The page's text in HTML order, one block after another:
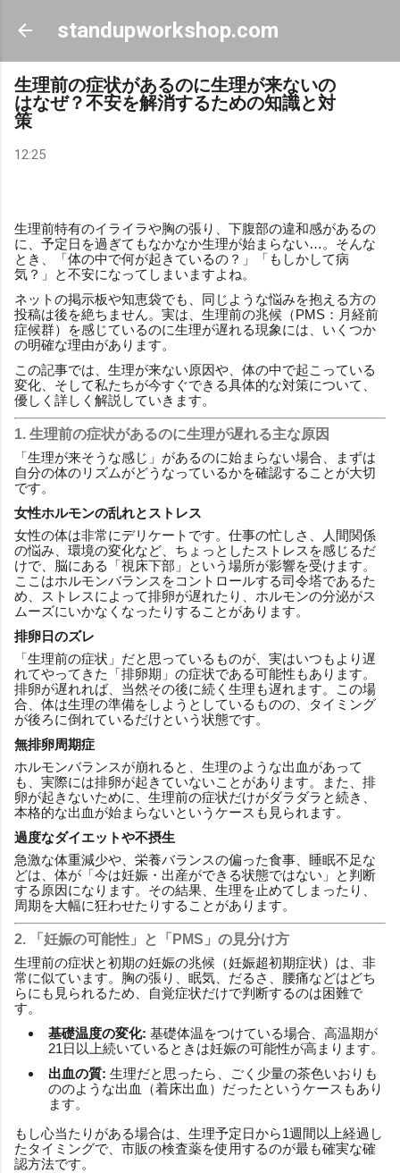
スキップしてメイン コンテンツに移動
standupworkshop.com
生理前の症状があるのに生理が来ないの
はなぜ？不安を解消するための知識と対
策
12:25
生理前特有のイライラや胸の張り、下腹部の違和感があるの
に、予定日を過ぎてもなかなか生理が始まらない…。そんな
とき、「体の中で何が起きているの？」「もしかして病
気？」と不安になってしまいますよね。
ネットの掲示板や知恵袋でも、同じような悩みを抱える方の
投稿は後を絶ちません。実は、生理前の兆候（PMS：月経前
症候群）を感じているのに生理が遅れる現象には、いくつか
の明確な理由があります。
この記事では、生理が来ない原因や、体の中で起こっている
変化、そして私たちが今すぐできる具体的な対策について、
優しく詳しく解説していきます。
1. 生理前の症状があるのに生理が遅れる主な原因
「生理が来そうな感じ」があるのに始まらない場合、まずは
自分の体のリズムがどうなっているかを確認することが大切
です。
女性ホルモンの乱れとストレス
女性の体は非常にデリケートです。仕事の忙しさ、人間関係
の悩み、環境の変化など、ちょっとしたストレスを感じるだ
けで、脳にある「視床下部」という場所が影響を受けます。
ここはホルモンバランスをコントロールする司令塔であるた
め、ストレスによって排卵が遅れたり、ホルモンの分泌がス
ムーズにいかなくなったりすることがあります。
排卵日のズレ
「生理前の症状」だと思っているものが、実はいつもより遅
れてやってきた「排卵期」の症状である可能性もあります。
排卵が遅れれば、当然その後に続く生理も遅れます。この場
合、体は生理の準備をしようとしているものの、タイミング
が後ろに倒れているだけという状態です。
無排卵周期症
ホルモンバランスが崩れると、生理のような出血があって
も、実際には排卵が起きていないことがあります。また、排
卵が起きないために、生理前の症状だけがダラダラと続き、
本格的な出血が始まらないというケースも見られます。
過度なダイエットや不摂生
急激な体重減少や、栄養バランスの偏った食事、睡眠不足な
どは、体が「今は妊娠・出産ができる状態ではない」と判断
する原因になります。その結果、生理を止めてしまったり、
周期を大幅に狂わせたりすることがあります。
2. 「妊娠の可能性」と「PMS」の見分け方
生理前の症状と初期の妊娠の兆候（妊娠超初期症状）は、非
常に似ています。胸の張り、眠気、だるさ、腰痛などはどち
らにも見られるため、自覚症状だけで判断するのは困難で
す。
基礎温度の変化: 基礎体温をつけている場合、高温期が
21日以上続いているときは妊娠の可能性が高まります。
出血の質: 生理だと思ったら、ごく少量の茶色いおりも
ののような出血（着床出血）だったというケースもあり
ます。
もし心当たりがある場合は、生理予定日から1週間以上経過し
たタイミングで、市販の検査薬を使用するのが最も確実な確
認方法です。